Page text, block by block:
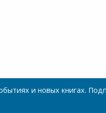
и новых книгах.